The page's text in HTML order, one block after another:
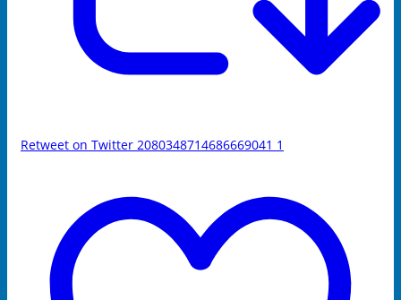
Retweet on Twitter 2080348714686669041 1